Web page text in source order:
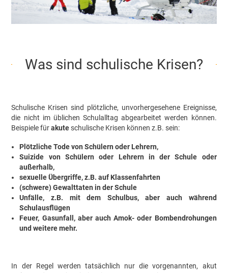
Was sind schulische Krisen?
Schulische Krisen sind plötzliche, unvorhergesehene Ereignisse,
die nicht im üblichen Schulalltag abgearbeitet werden können.
Beispiele fürakuteschulische Krisen können z.B. sein:
Plötzliche Tode von Schülern oder Lehrern,
Suizide von Schülern oder Lehrern in der Schule oder
außerhalb,
sexuelle Übergriffe, z.B. auf Klassenfahrten
(schwere) Gewalttaten in der Schule
Unfälle, z.B. mit dem Schulbus, aber auch während
Schulausflügen
Feuer, Gasunfall, aber auch Amok- oder Bombendrohungen
und weitere mehr.
In der Regel werden tatsächlich nur die vorgenannten, akut